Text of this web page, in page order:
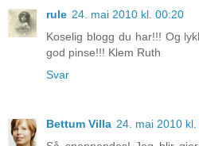
rule 24. mai 2010 kl. 00:20
Koselig blogg du har!!! Og
god pinse!!! Klem Ruth
Svar
Bettum Villa 24. mai 2010 kl.